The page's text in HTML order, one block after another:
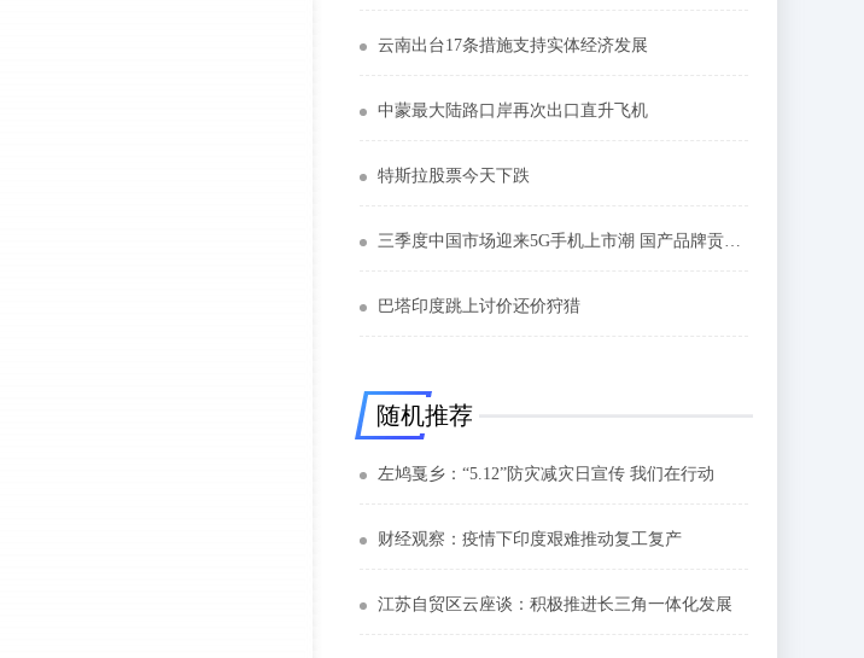
云南出台17条措施支持实体经济发展
中蒙最大陆路口岸再次出口直升飞机
特斯拉股票今天下跌
三季度中国市场迎来5G手机上市潮 国产品牌贡献第一波
巴塔印度跳上讨价还价狩猎
随机推荐
左鸠戛乡：“5.12”防灾减灾日宣传 我们在行动
财经观察：疫情下印度艰难推动复工复产
江苏自贸区云座谈：积极推进长三角一体化发展